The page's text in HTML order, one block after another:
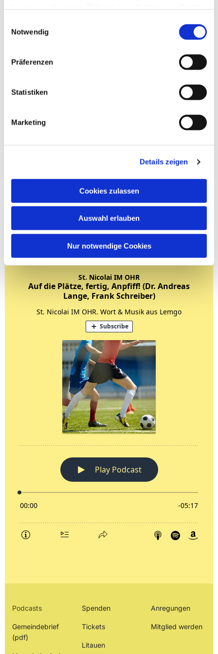
Notwendig
Präferenzen
Statistiken
Marketing
Details zeigen
Cookies zulassen
Auswahl erlauben
Nur notwendige Cookies
Podcasts
Gemeindebrief
(pdf)
Spenden
Tickets
Litauen
Anregungen
Mitglied werden